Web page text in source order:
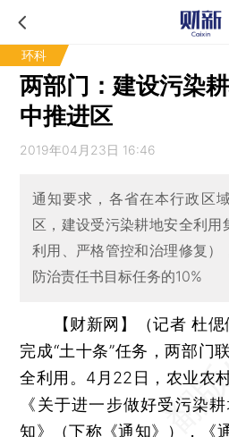
环科
两部门：建设污染
中推进区
2019年04月23日 16:46
通知要求，各省在本行政区
区，建设受污染耕地安全利用
利用、严格管控和治理修复）
防治责任书目标任务的10%
【财新网】（记者 杜偲
完成“土十条”任务，两部门
全利用。4月22日，农业农
《关于进一步做好受污染
知》（下称《通知》），《